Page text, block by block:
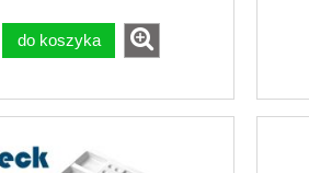
do koszyka